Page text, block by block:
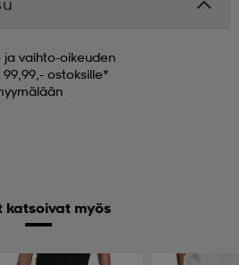
ja vaihto-oikeuden
ostoksille*
katsoivat myös